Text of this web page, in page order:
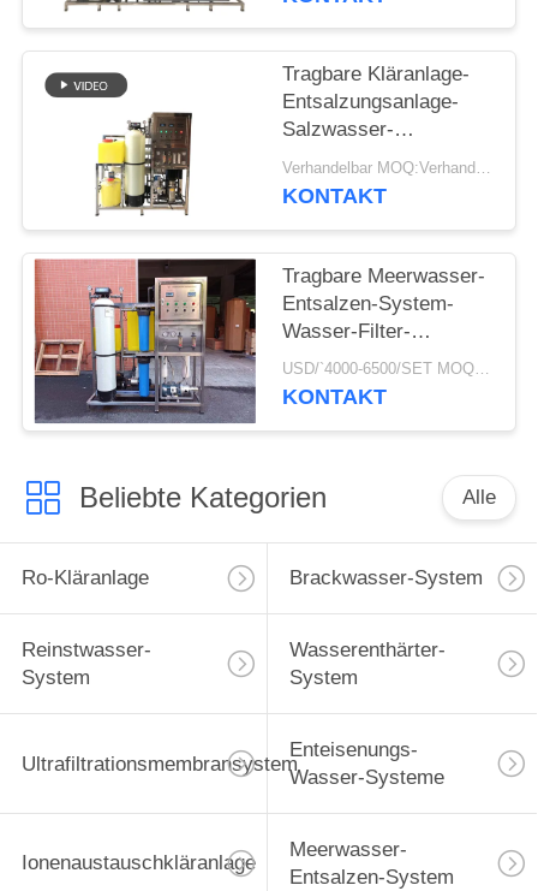
POLICY
Tragbare Kläranlage-
Entsalzungsanlage-
Salzwasser-
Behandlung des
Meer5000lpd zu trinken
Verhandelbar MOQ:Verhandlung
KONTAKT
Tragbare Meerwasser-
Entsalzen-System-
Wasser-Filter-
Maschine RO-
1500GPD 2000 bis
USD/`4000-6500/SET MOQ:1 Satz
KONTAKT
Beliebte Kategorien Alle
Ro-Kläranlage Brackwasser-System
Reinstwasser-
System
Wasserenthärter-
System
Ultrafiltrationsmembransystem
Enteisenungs-
Wasser-Systeme
Ionenaustauschkläranlage
Meerwasser-
Entsalzen-System